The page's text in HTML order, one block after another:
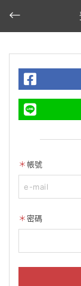
帳號
密碼